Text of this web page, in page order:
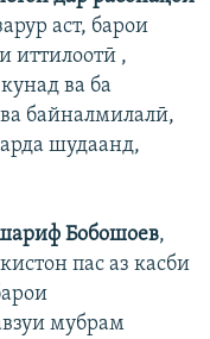
аст, барои
иттилоотӣ ,
ва ба
байналмилалӣ,
шудаанд,
Бобошоев,
пас аз касби
мубрам